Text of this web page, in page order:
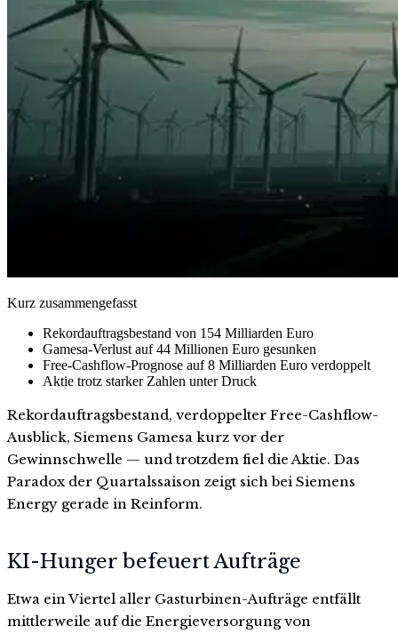
Kurz zusammengefasst
Rekordauftragsbestand von 154 Milliarden Euro
Gamesa-Verlust auf 44 Millionen Euro gesunken
Free-Cashflow-Prognose auf 8 Milliarden Euro verdoppelt
Aktie trotz starker Zahlen unter Druck
Rekordauftragsbestand, verdoppelter Free-Cashflow-
Ausblick, Siemens Gamesa kurz vor der
Gewinnschwelle — und trotzdem fiel die Aktie. Das
Paradox der Quartalssaison zeigt sich bei Siemens
Energy gerade in Reinform.
KI-Hunger befeuert Aufträge
Etwa ein Viertel aller Gasturbinen-Aufträge entfällt
mittlerweile auf die Energieversorgung von